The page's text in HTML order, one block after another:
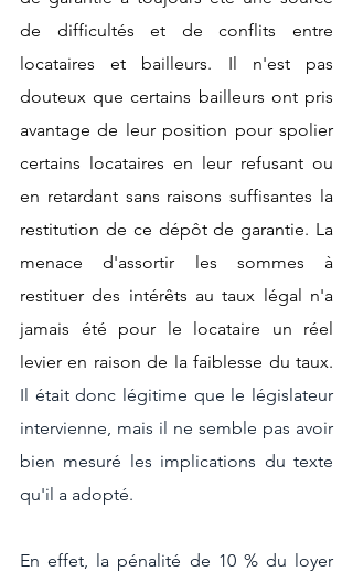
de difficultés et de conflits entre
locataires et bailleurs. Il n'est pas
douteux que certains bailleurs ont pris
avantage de leur position pour spolier
certains locataires en leur refusant ou
en retardant sans raisons suffisantes la
restitution de ce dépôt de garantie. La
menace d'assortir les sommes à
restituer des intérêts au taux légal n'a
jamais été pour le locataire un réel
Il était donc légitime que le législateur
intervienne, mais il ne semble pas avoir
bien mesuré les implications du texte
qu'il a adopté.
En effet, la pénalité de 10 % du loyer